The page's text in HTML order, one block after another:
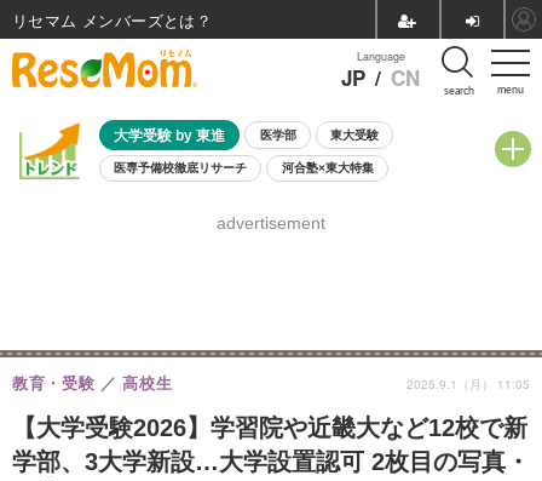
menu
Language
JP / CN search
大学受験 by 東進 医学部 東大受験
医専予備校徹底リサーチ 河合塾×東大特集
8月開催学校説明会・相談会
advertisement
【大学受験2026】学習院や近畿大など12校で新
学部、3大学新設…大学設置認可 2枚目の写真・
教育・受験 高校生 2025.9.1（月） 11:05
リセマム メンバーズ